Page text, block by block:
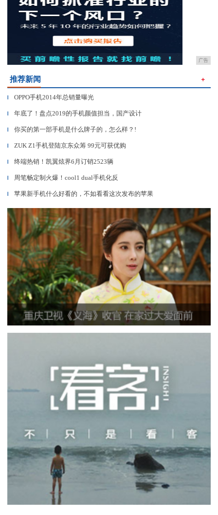
广告
推荐新闻 ＋
▎ OPPO手机2014年总销量曝光
▎ 年底了！盘点2019的手机颜值担当，国产设计
▎ 你买的第一部手机是什么牌子的，怎么样？!
▎ ZUK Z1手机登陆京东众筹 99元可获优购
▎ 终端热销！凯翼炫界6月订销2523辆
▎ 周笔畅定制火爆！cool1 dual手机化反
▎ 苹果新手机什么好看的，不如看看这次发布的苹果